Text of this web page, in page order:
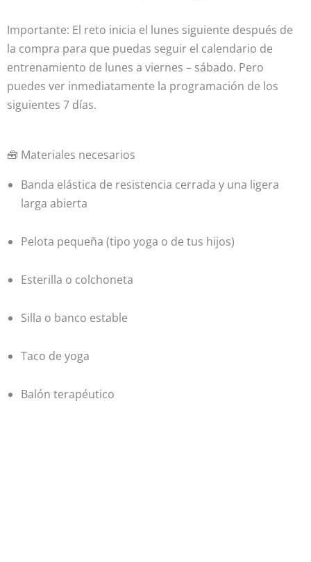
Importante: El reto inicia el lunes siguiente después de
la compra para que puedas seguir el calendario de
entrenamiento de lunes a viernes – sábado. Pero
puedes ver inmediatamente la programación de los
siguientes 7 días.
🧰 Materiales necesarios
Banda elástica de resistencia cerrada y una ligera
larga abierta
Pelota pequeña (tipo yoga o de tus hijos)
Esterilla o colchoneta
Silla o banco estable
Taco de yoga
Balón terapéutico